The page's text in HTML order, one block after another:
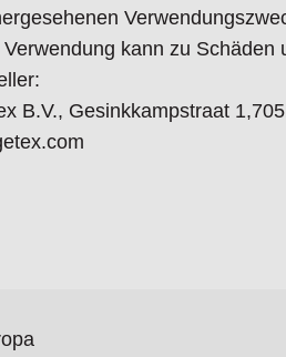
kann zu Schäden
B.V., Gesinkkampstraat